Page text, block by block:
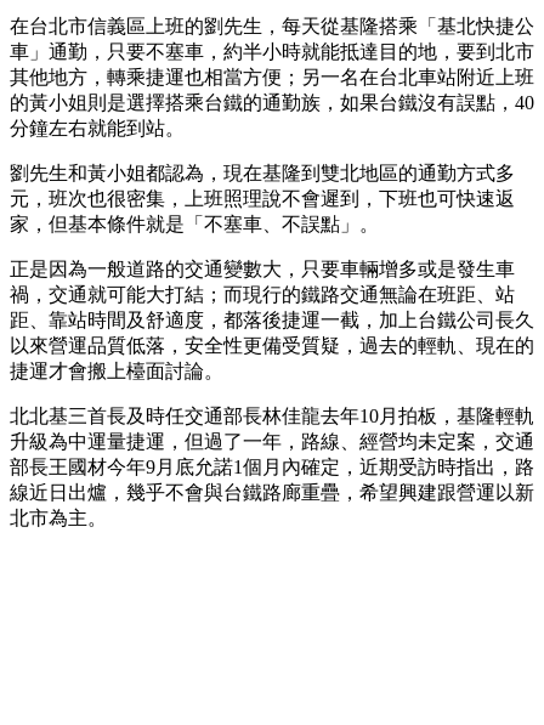
在台北市信義區上班的劉先生，每天從基隆搭乘「基北快捷公
車」通勤，只要不塞車，約半小時就能抵達目的地，要到北市
其他地方，轉乘捷運也相當方便；另一名在台北車站附近上班
的黃小姐則是選擇搭乘台鐵的通勤族，如果台鐵沒有誤點，40
分鐘左右就能到站。
劉先生和黃小姐都認為，現在基隆到雙北地區的通勤方式多
元，班次也很密集，上班照理說不會遲到，下班也可快速返
家，但基本條件就是「不塞車、不誤點」。
正是因為一般道路的交通變數大，只要車輛增多或是發生車
禍，交通就可能大打結；而現行的鐵路交通無論在班距、站
距、靠站時間及舒適度，都落後捷運一截，加上台鐵公司長久
以來營運品質低落，安全性更備受質疑，過去的輕軌、現在的
捷運才會搬上檯面討論。
北北基三首長及時任交通部長林佳龍去年10月拍板，基隆輕軌
升級為中運量捷運，但過了一年，路線、經營均未定案，交通
部長王國材今年9月底允諾1個月內確定，近期受訪時指出，路
線近日出爐，幾乎不會與台鐵路廊重疊，希望興建跟營運以新
北市為主。